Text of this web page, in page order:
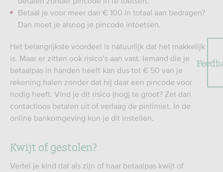
Betaal je voor meer dan € 100 in totaal aan bedragen?
Dan moet je alsnog je pincode intoetsen.
Het belangrijkste voordeel is natuurlijk dat het makkelijk
is. Maar er zitten ook risico’s aan vast. Iemand die je
betaalpas in handen heeft kan dus tot € 50 van je
rekening halen zonder dat hij daar een pincode voor
nodig heeft. Vind je dit risico (nog) te groot? Zet dan
contactloos betalen uit of verlaag de pinlimiet. In de
online bankomgeving kun je dit instellen.
Kwijt of gestolen?
Vertel je kind dat als zijn of haar betaalpas kwijt of